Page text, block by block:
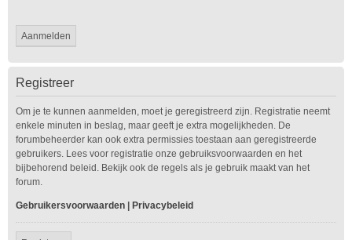
Registreer
Om je te kunnen aanmelden, moet je geregistreerd zijn. Registratie neemt
enkele minuten in beslag, maar geeft je extra mogelijkheden. De
forumbeheerder kan ook extra permissies toestaan aan geregistreerde
gebruikers. Lees voor registratie onze gebruiksvoorwaarden en het
bijbehorend beleid. Bekijk ook de regels als je gebruik maakt van het
forum.
Gebruikersvoorwaarden Privacybeleid